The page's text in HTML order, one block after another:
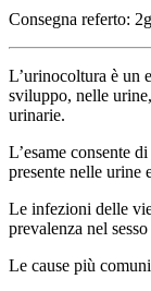
Consegna referto:
L’urinocoltura è un
sviluppo, nelle
urinarie.
L’esame consente
presente nelle urine
Le infezioni delle
prevalenza nel
Le cause più